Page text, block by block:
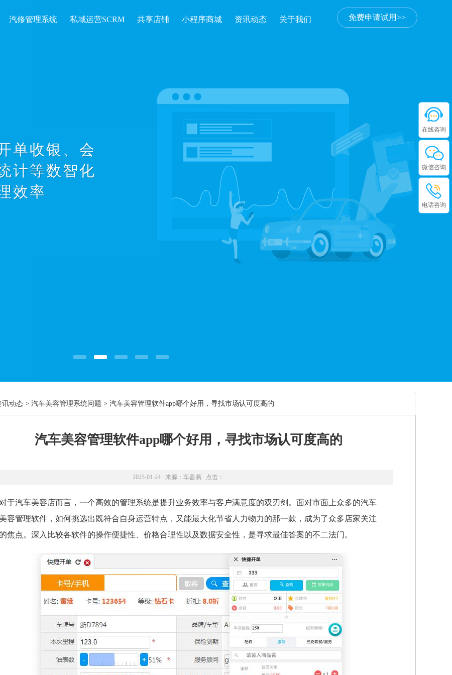
免费申请试用>>
汽修管理系统 私域运营SCRM 共享店铺 小程序商城 资讯动态 关于我们
单收银、会
计等数智化
效率
讯动态 > 汽车美容管理系统问题 > 汽车美容管理软件app哪个好用，寻找市场认可度高的
汽车美容管理软件app哪个好用，寻找市场认可度高的
2025-01-24 来源： 车盈易 点击：
对于汽车美容店而言，一个高效的管理系统是提升业务效率与客户满意度的双刃剑。面对市面上众多的汽车
美容管理软件，如何挑选出既符合自身运营特点，又能最大化节省人力物力的那一款，成为了众多店家关注
的焦点。深入比较各软件的操作便捷性、价格合理性以及数据安全性，是寻求最佳答案的不二法门。
在线咨询
微信咨询
电话咨询